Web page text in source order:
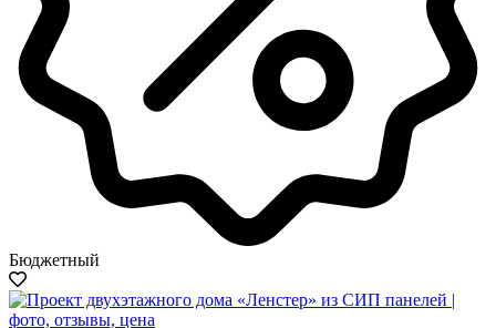
Бюджетный